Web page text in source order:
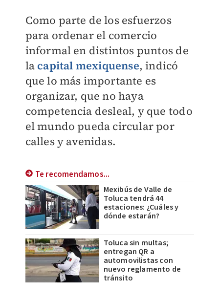
Como parte de los esfuerzos
para ordenar el comercio
informal en distintos puntos de
la capital mexiquense, indicó
que lo más importante es
organizar, que no haya
competencia desleal, y que todo
el mundo pueda circular por
calles y avenidas.
Te recomendamos...
Mexibús de Valle de
Toluca tendrá 44
estaciones: ¿Cuáles y
dónde estarán?
Toluca sin multas;
entregan QR a
automovilistas con
nuevo reglamento de
tránsito